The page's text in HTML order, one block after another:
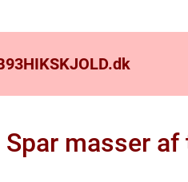
dk
Spar masser